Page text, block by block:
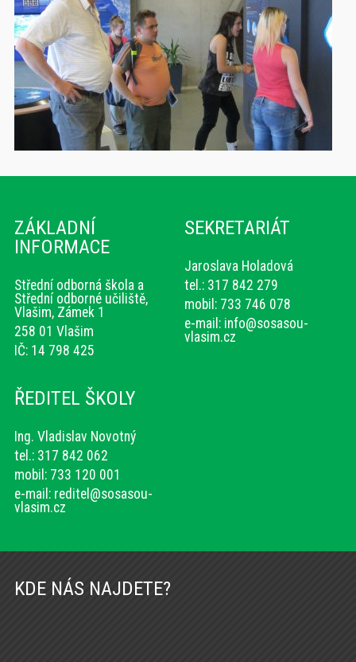
ZÁKLADNÍ
INFORMACE
Střední odborná škola a
Střední odborné učiliště,
Vlašim, Zámek 1
258 01 Vlašim
IČ: 14 798 425
SEKRETARIÁT
Jaroslava Holadová
tel.: 317 842 279
mobil: 733 746 078
e-mail: info@sosasou-
vlasim.cz
ŘEDITEL ŠKOLY
Ing. Vladislav Novotný
tel.: 317 842 062
mobil: 733 120 001
e-mail: reditel@sosasou-
vlasim.cz
KDE NÁS NAJDETE?